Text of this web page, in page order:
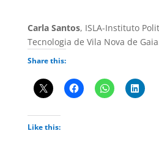
Carla Santos, ISLA-Instituto
Tecnologia de Vila Nova de
Share this:
Like this: